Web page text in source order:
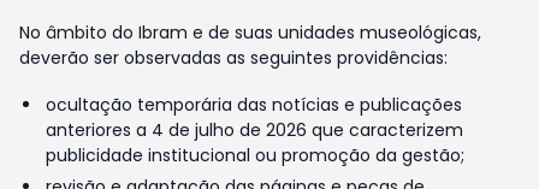
No âmbito do Ibram e de suas unidades museológicas,
deverão ser observadas as seguintes providências:
ocultação temporária das notícias e publicações
anteriores a 4 de julho de 2026 que caracterizem
publicidade institucional ou promoção da gestão;